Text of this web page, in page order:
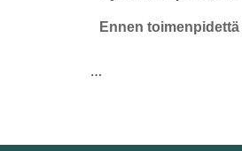
Ennen toimenpidettä
…